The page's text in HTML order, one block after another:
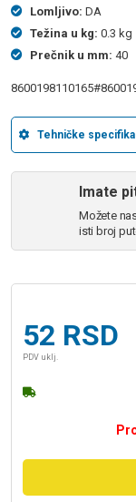
Lomljivo: DA
Težina u kg: 0.3 kg
Prečnik u mm: 40
Tehničke
Imate
Možete
isti broj
52 RSD
PDV uklj.